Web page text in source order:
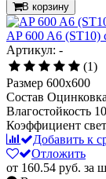
В корзину
AP 600 A6 (ST10)
Артикул: -
(1)
Размер 600x600
Состав Оцинковка
Влагостойкость
Коэффициент
Добавить к
Отложить
от 160.54 руб. за